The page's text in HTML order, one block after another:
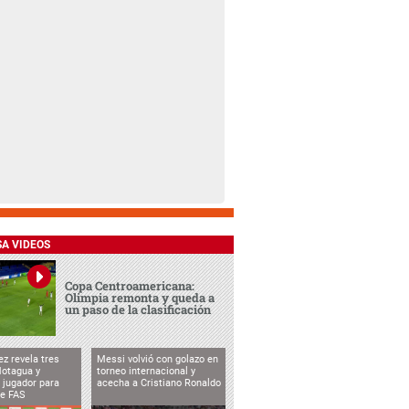
VIDEOS
Copa Centroamericana:
Olimpia remonta y queda a
un paso de la clasificación
revela tres
y
para
FAS
Messi volvió con golazo en
torneo internacional y
acecha a Cristiano Ronaldo